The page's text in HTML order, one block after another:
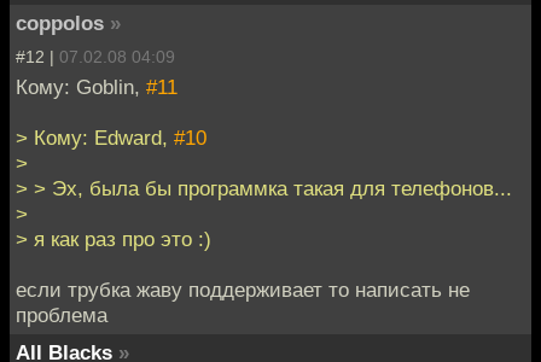
coppolos »
#12 | 07.02.08 04:09
Кому: Goblin, #11
> Кому: Edward, #10
>
> > Эх, была бы программка такая для телефонов...
>
> я как раз про это :)
если трубка жаву поддерживает то написать не
проблема
All Blacks »